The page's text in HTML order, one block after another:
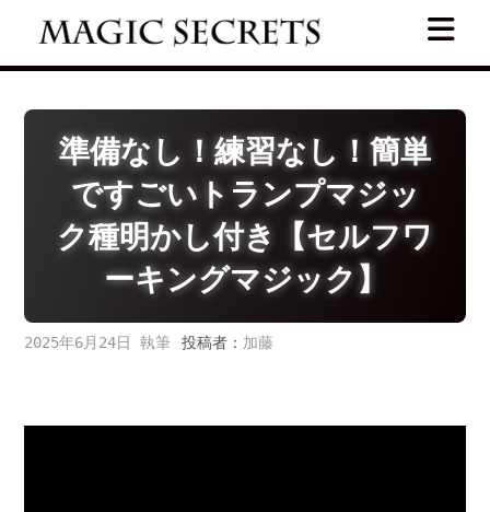
準備なし！練習なし！簡単
ですごいトランプマジッ
ク種明かし付き【セルフワ
ーキングマジック】
2025年6月24日 投稿者： 加藤